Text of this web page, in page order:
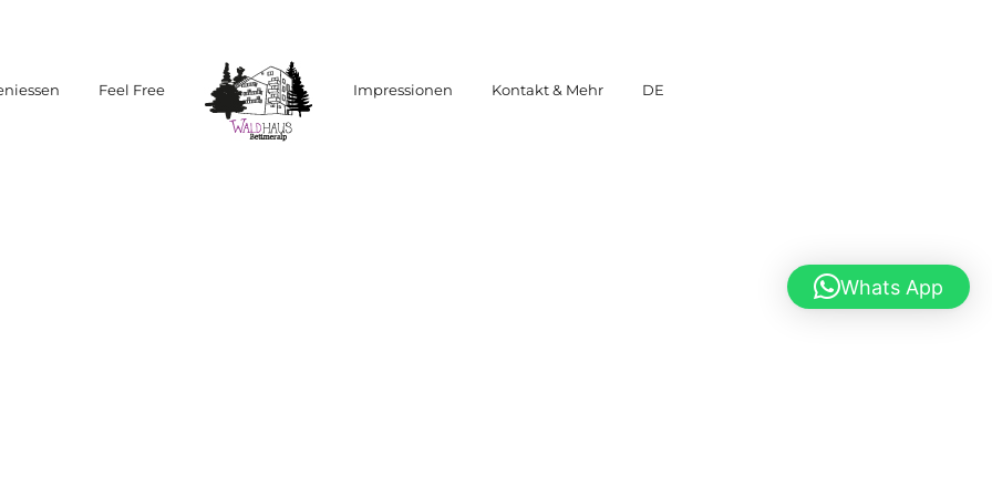
Feel Free Impressionen Kontakt & Mehr DE
Whats App